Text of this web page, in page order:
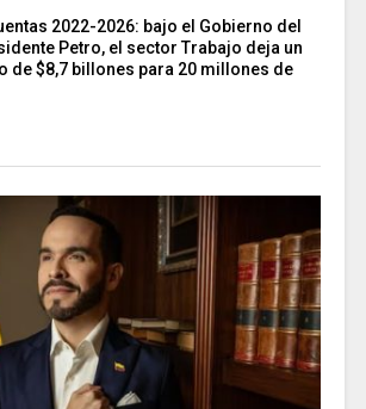
2022-2026: bajo el Gobierno del
Petro, el sector Trabajo deja un
de $8,7 billones para 20 millones de